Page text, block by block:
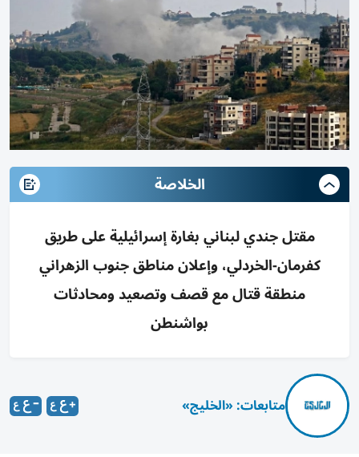
الخلاصة
مقتل جندي لبناني بغارة إسرائيلية على طريق
كفرمان-الخردلي، وإعلان مناطق جنوب الزهراني
منطقة قتال مع قصف وتصعيد ومحادثات
بواشنطن
متابعات: «الخليج»